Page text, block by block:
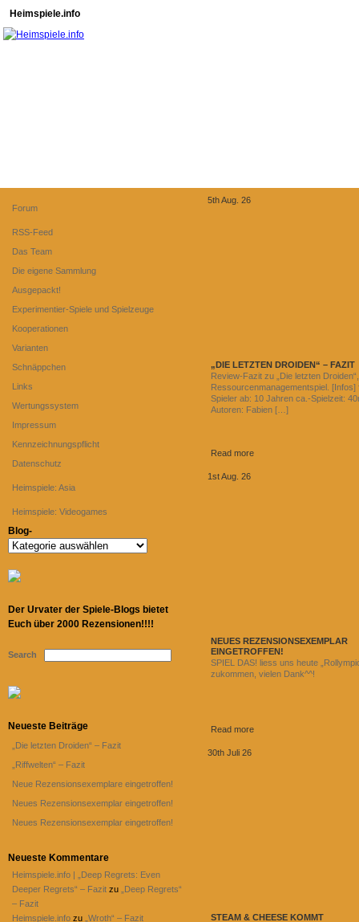
Heimspiele.info
5th Aug. 26
„DIE LETZTEN DROIDEN“ – FAZIT
Review-Fazit zu „Die letzten
Ressourcenmanagementspiel. [Infos]
Spieler ab: 10 Jahren ca.-Spielzeit:
Autoren: Fabien […]
Read more
1st Aug. 26
NEUES REZENSIONSEXEMPLAR
EINGETROFFEN!
SPIEL DAS! liess uns heute
zukommen, vielen Dank^^!
Read more
30th Juli 26
STEAM & CHEESE KOMMT
Forum
RSS-Feed
Das Team
Die eigene Sammlung
Ausgepackt!
Experimentier-Spiele und Spielzeuge
Kooperationen
Varianten
Schnäppchen
Links
Wertungssystem
Impressum
Kennzeichnungspflicht
Datenschutz
Heimspiele: Asia
Heimspiele: Videogames
Blog-
Blog-
Der Urvater der Spiele-Blogs bietet
Euch über 2000 Rezensionen!!!!
Search
Neueste Beiträge
„Die letzten Droiden“ – Fazit
„Riffwelten“ – Fazit
Neue Rezensionsexemplare eingetroffen!
Neues Rezensionsexemplar eingetroffen!
Neues Rezensionsexemplar eingetroffen!
Neueste Kommentare
Heimspiele.info | „Deep Regrets: Even
Deeper Regrets“ – Fazit zu
„Deep Regrets“
– Fazit
Heimspiele.info zu „Wroth“ – Fazit